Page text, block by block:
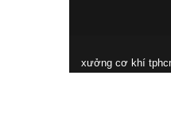
xưởng cơ khí